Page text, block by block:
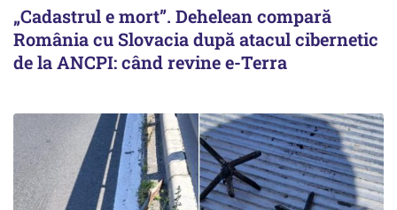
„Cadastrul e mort”. Dehelean compară
România cu Slovacia după atacul cibernetic
de la ANCPI: când revine e-Terra